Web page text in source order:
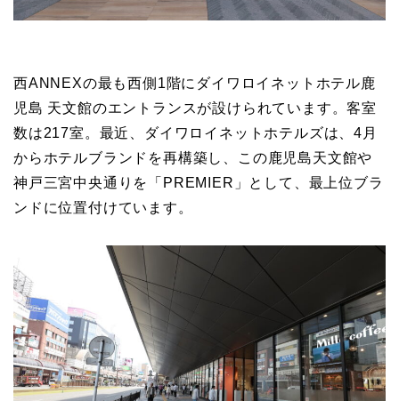
西ANNEXの最も西側1階にダイワロイネットホテル鹿
児島 天文館のエントランスが設けられています。客室
数は217室。最近、ダイワロイネットホテルズは、4月
からホテルブランドを再構築し、この鹿児島天文館や
神戸三宮中央通りを「PREMIER」として、最上位ブラ
ンドに位置付けています。